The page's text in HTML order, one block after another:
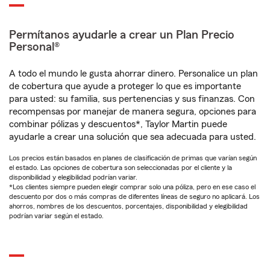
Permítanos ayudarle a crear un Plan Precio
Personal®
A todo el mundo le gusta ahorrar dinero. Personalice un plan
de cobertura que ayude a proteger lo que es importante
para usted: su familia, sus pertenencias y sus finanzas. Con
recompensas por manejar de manera segura, opciones para
combinar pólizas y descuentos*, Taylor Martin puede
ayudarle a crear una solución que sea adecuada para usted.
Los precios están basados en planes de clasificación de primas que varían según
el estado. Las opciones de cobertura son seleccionadas por el cliente y la
disponibilidad y elegibilidad podrían variar.
*Los clientes siempre pueden elegir comprar solo una póliza, pero en ese caso el
descuento por dos o más compras de diferentes líneas de seguro no aplicará. Los
ahorros, nombres de los descuentos, porcentajes, disponibilidad y elegibilidad
podrían variar según el estado.